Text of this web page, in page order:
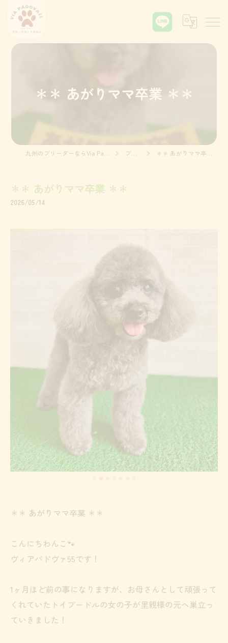
＊＊ あがりママ卒業 ＊＊
ブログ ＊＊ あがりママ卒業 ＊＊
＊＊ あがりママ卒業 ＊＊
2026/05/14
＊＊ あがりママ卒業 ＊＊
こんにちわんこ🐾
ヴィアパドヴァ55です！
1ヶ月ほど前の事になりますが、お母さんとして頑張って
くれていたトイプードルの女の子が里親様の元へ巣立っ
ていきました！